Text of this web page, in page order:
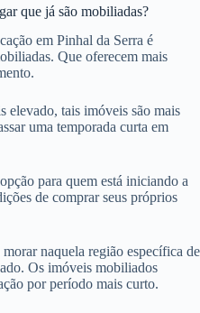
que já são mobiliadas?
em Pinhal da Serra é
Que oferecem mais
elevado, tais imóveis são mais
uma temporada curta em
para quem está iniciando a
de comprar seus próprios
naquela região específica de
Os imóveis mobiliados
por período mais curto.